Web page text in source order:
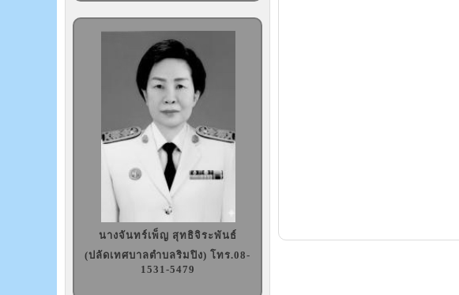
นางจันทร์เพ็ญ สุทธิจิระพันธ์
(ปลัดเทศบาลตำบลริมปิง) โทร.08-
1531-5479